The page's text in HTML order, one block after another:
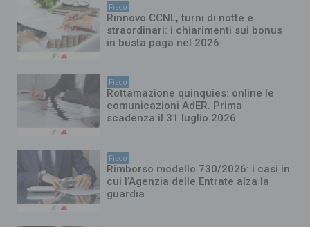
Fisco
Rinnovo CCNL, turni di notte e
straordinari: i chiarimenti sui bonus
in busta paga nel 2026
Fisco
Rottamazione quinquies: online le
comunicazioni AdER. Prima
scadenza il 31 luglio 2026
Fisco
Rimborso modello 730/2026: i casi in
cui l’Agenzia delle Entrate alza la
guardia